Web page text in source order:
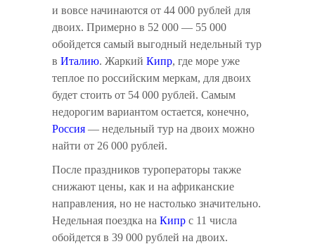
и вовсе начинаются от 44 000 рублей для
двоих. Примерно в 52 000 — 55 000
обойдется самый выгодный недельный тур
в Италию. Жаркий Кипр, где море уже
теплое по российским меркам, для двоих
будет стоить от 54 000 рублей. Самым
недорогим вариантом остается, конечно,
Россия — недельный тур на двоих можно
найти от 26 000 рублей.
После праздников туроператоры также
снижают цены, как и на африканские
направления, но не настолько значительно.
Недельная поездка на Кипр с 11 числа
обойдется в 39 000 рублей на двоих.